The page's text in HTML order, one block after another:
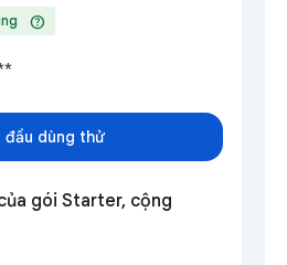
help
đầu dùng thử
gói Starter, cộng